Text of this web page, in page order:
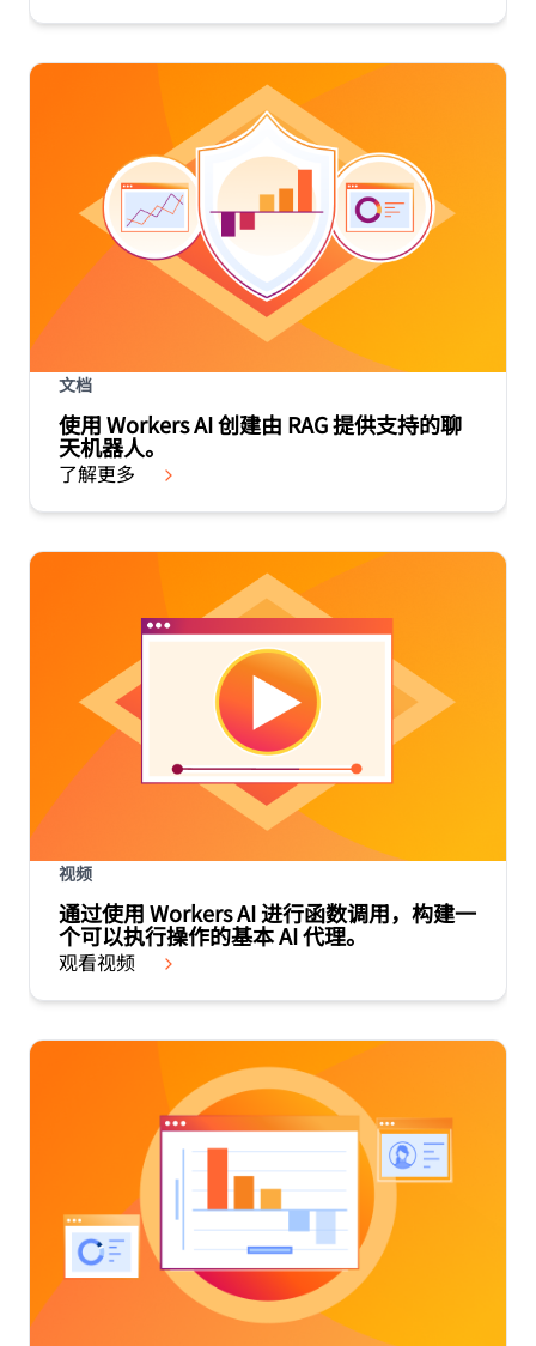
文档
使用 Workers AI 创建由 RAG 提供支持的聊
天机器人。
了解更多
视频
通过使用 Workers AI 进行函数调用，构建一
个可以执行操作的基本 AI 代理。
观看视频